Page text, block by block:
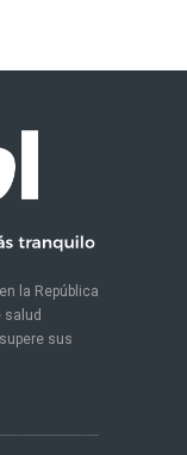
la República
salud
sus